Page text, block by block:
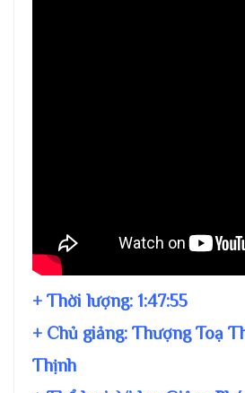
+ Thời lượng: 1:47:55
+ Chủ giảng: Thượng Toạ
Thịnh